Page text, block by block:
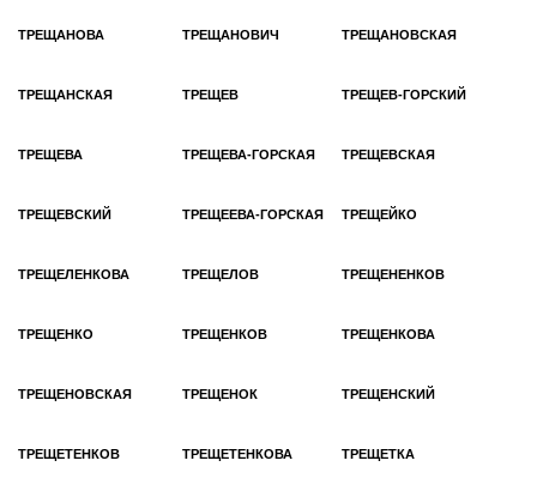
ТРЕЩАНОВА ТРЕЩАНОВИЧ ТРЕЩАНОВСКАЯ
ТРЕЩАНСКАЯ ТРЕЩЕВ ТРЕЩЕВ-ГОРСКИЙ
ТРЕЩЕВА ТРЕЩЕВА-ГОРСКАЯ ТРЕЩЕВСКАЯ
ТРЕЩЕВСКИЙ ТРЕЩЕЕВА-ГОРСКАЯ ТРЕЩЕЙКО
ТРЕЩЕЛЕНКОВА ТРЕЩЕЛОВ ТРЕЩЕНЕНКОВ
ТРЕЩЕНКО ТРЕЩЕНКОВ ТРЕЩЕНКОВА
ТРЕЩЕНОВСКАЯ ТРЕЩЕНОК ТРЕЩЕНСКИЙ
ТРЕЩЕТЕНКОВ ТРЕЩЕТЕНКОВА ТРЕЩЕТКА